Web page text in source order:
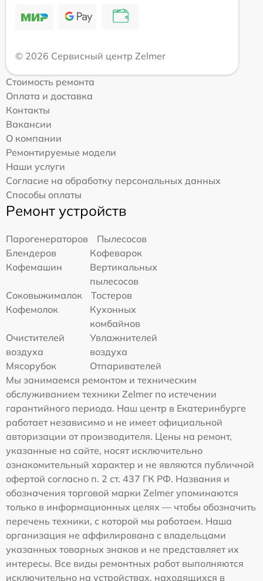
© 2026 Сервисный центр Zelmer
Стоимость ремонта
Оплата и доставка
Контакты
Вакансии
О компании
Ремонтируемые модели
Наши услуги
Согласие на обработку персональных данных
Способы оплаты
Ремонт устройств
Парогенераторов
Пылесосов
Блендеров
Кофеварок
Кофемашин
Вертикальных
пылесосов
Соковыжималок
Тостеров
Кофемолок
Кухонных
комбайнов
Очистителей
воздуха
Увлажнителей
воздуха
Мясорубок
Отпаривателей
Мы занимаемся ремонтом и техническим
обслуживанием техники Zelmer по истечении
гарантийного периода. Наш центр в Екатеринбурге
работает независимо и не имеет официальной
авторизации от производителя. Цены на ремонт,
указанные на сайте, носят исключительно
ознакомительный характер и не являются публичной
офертой согласно п. 2 ст. 437 ГК РФ. Названия и
обозначения торговой марки Zelmer упоминаются
только в информационных целях — чтобы обозначить
перечень техники, с которой мы работаем. Наша
организация не аффилирована с владельцами
указанных товарных знаков и не представляет их
интересы. Все виды ремонтных работ выполняются
исключительно на устройствах, находящихся в